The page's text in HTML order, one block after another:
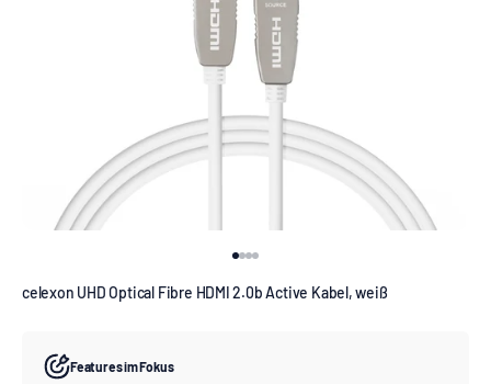
celexon UHD Optical Fibre HDMI 2.0b Active Kabel, weiß
Features im Fokus